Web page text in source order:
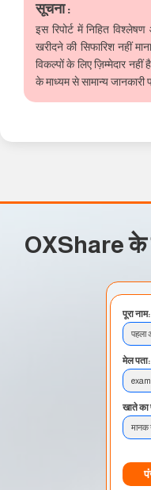
सूचना :
इस रिपोर्ट में निहित
खरीदने की सिफारिश नहीं
विकल्पों के लिए ज़िम्मेदार नहीं
के माध्यम से सामान्य जानकारी
OXShare के
पूरा नाम:
पहला
मेल पता:
खाते का
मानक